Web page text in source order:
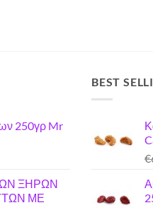
250γρ Mr
ΞΗΡΩΝ
ΜΕ
BEST
€